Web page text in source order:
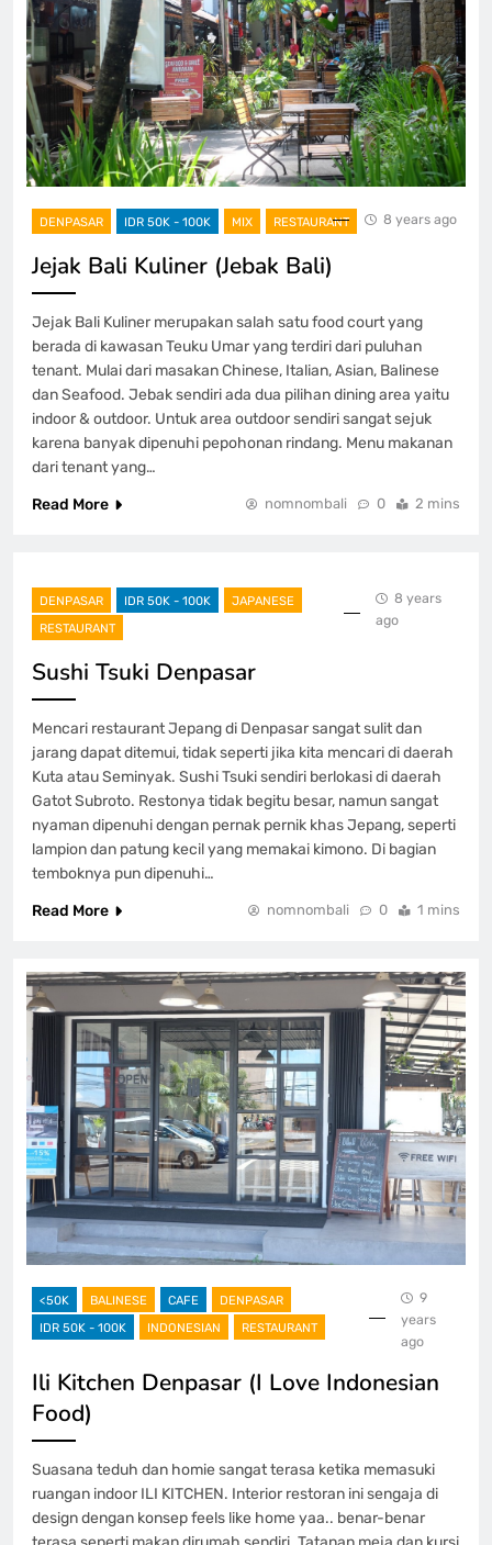
DENPASAR IDR 50K - 100K MIX RESTAURANT 8 years ago
Jejak Bali Kuliner (Jebak Bali)
Jejak Bali Kuliner merupakan salah satu food court yang
berada di kawasan Teuku Umar yang terdiri dari puluhan
tenant. Mulai dari masakan Chinese, Italian, Asian, Balinese
dan Seafood. Jebak sendiri ada dua pilihan dining area yaitu
indoor & outdoor. Untuk area outdoor sendiri sangat sejuk
karena banyak dipenuhi pepohonan rindang. Menu makanan
dari tenant yang…
Read More
nomnombali 0 2 mins
DENPASAR IDR 50K - 100K
JAPANESE
RESTAURANT
8 years
ago
Sushi Tsuki Denpasar
Mencari restaurant Jepang di Denpasar sangat sulit dan
jarang dapat ditemui, tidak seperti jika kita mencari di daerah
Kuta atau Seminyak. Sushi Tsuki sendiri berlokasi di daerah
Gatot Subroto. Restonya tidak begitu besar, namun sangat
nyaman dipenuhi dengan pernak pernik khas Jepang, seperti
lampion dan patung kecil yang memakai kimono. Di bagian
temboknya pun dipenuhi…
Read More
nomnombali 0 1 mins
<50K BALINESE CAFE
DENPASAR
IDR 50K - 100K
INDONESIAN RESTAURANT
9
years
ago
Ili Kitchen Denpasar (I Love Indonesian
Food)
Suasana teduh dan homie sangat terasa ketika memasuki
ruangan indoor ILI KITCHEN. Interior restoran ini sengaja di
design dengan konsep feels like home yaa.. benar-benar